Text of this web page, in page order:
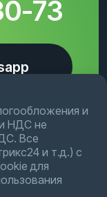
и
НДС не
Все
и т.д.) с
для